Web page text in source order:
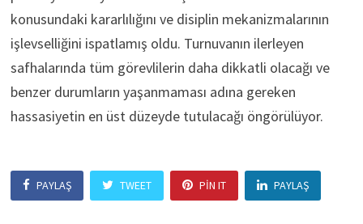
konusundaki kararlılığını ve disiplin mekanizmalarının
işlevselliğini ispatlamış oldu. Turnuvanın ilerleyen
safhalarında tüm görevlilerin daha dikkatli olacağı ve
benzer durumların yaşanmaması adına gereken
hassasiyetin en üst düzeyde tutulacağı öngörülüyor.
PAYLAŞ TWEET PIN IT PAYLAŞ